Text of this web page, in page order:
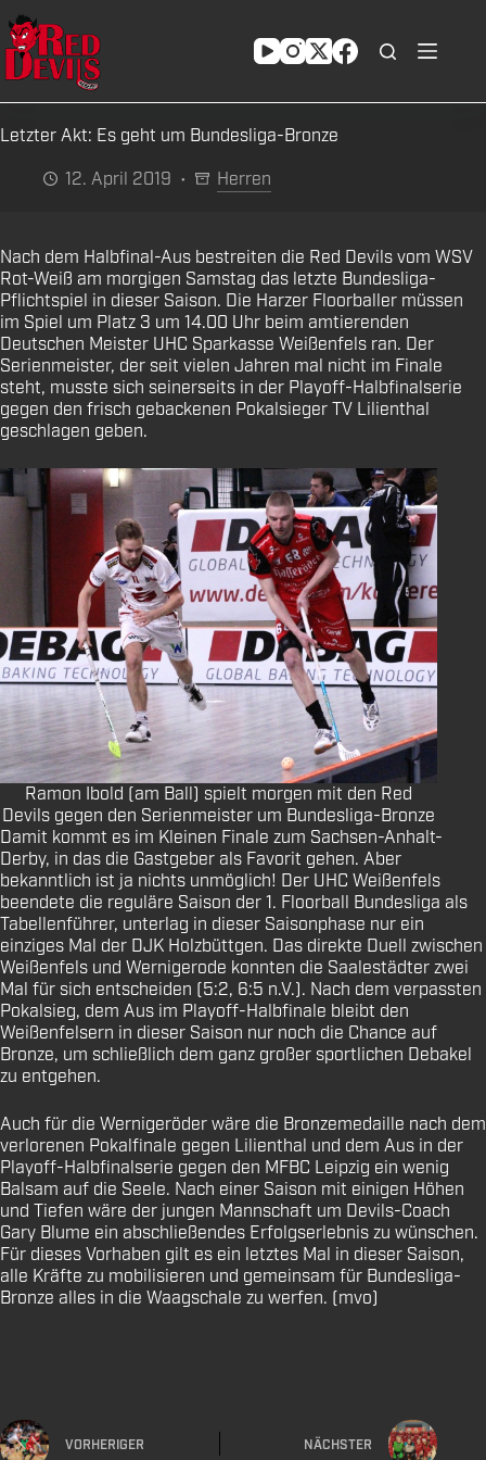
Zum
Inhalt
springen
Letzter Akt: Es geht um Bundesliga-Bronze
12. April 2019
Herren
Nach dem Halbfinal-Aus bestreiten die Red Devils vom WSV
Rot-Weiß am morgigen Samstag das letzte Bundesliga-
Pflichtspiel in dieser Saison. Die Harzer Floorballer müssen
im Spiel um Platz 3 um 14.00 Uhr beim amtierenden
Deutschen Meister UHC Sparkasse Weißenfels ran. Der
Serienmeister, der seit vielen Jahren mal nicht im Finale
steht, musste sich seinerseits in der Playoff-Halbfinalserie
gegen den frisch gebackenen Pokalsieger TV Lilienthal
geschlagen geben.
Ramon Ibold (am Ball) spielt morgen mit den Red
Devils gegen den Serienmeister um Bundesliga-Bronze
Damit kommt es im Kleinen Finale zum Sachsen-Anhalt-
Derby, in das die Gastgeber als Favorit gehen. Aber
bekanntlich ist ja nichts unmöglich! Der UHC Weißenfels
beendete die reguläre Saison der 1. Floorball Bundesliga als
Tabellenführer, unterlag in dieser Saisonphase nur ein
einziges Mal der DJK Holzbüttgen. Das direkte Duell zwischen
Weißenfels und Wernigerode konnten die Saalestädter zwei
Mal für sich entscheiden (5:2, 6:5 n.V.). Nach dem verpassten
Pokalsieg, dem Aus im Playoff-Halbfinale bleibt den
Weißenfelsern in dieser Saison nur noch die Chance auf
Bronze, um schließlich dem ganz großer sportlichen Debakel
zu entgehen.
Auch für die Wernigeröder wäre die Bronzemedaille nach dem
verlorenen Pokalfinale gegen Lilienthal und dem Aus in der
Playoff-Halbfinalserie gegen den MFBC Leipzig ein wenig
Balsam auf die Seele. Nach einer Saison mit einigen Höhen
und Tiefen wäre der jungen Mannschaft um Devils-Coach
Gary Blume ein abschließendes Erfolgserlebnis zu wünschen.
Für dieses Vorhaben gilt es ein letztes Mal in dieser Saison,
alle Kräfte zu mobilisieren und gemeinsam für Bundesliga-
Bronze alles in die Waagschale zu werfen. (mvo)
VORHERIGER NÄCHSTER